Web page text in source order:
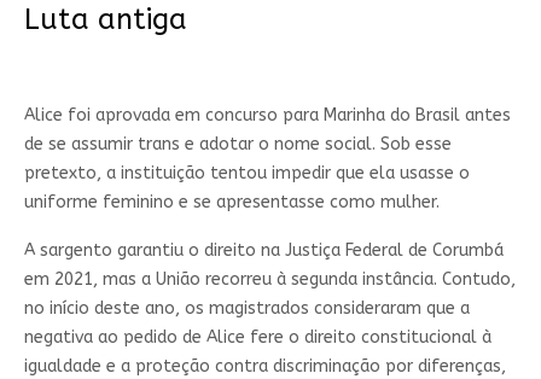
Luta antiga
Alice foi aprovada em concurso para Marinha do Brasil antes
de se assumir trans e adotar o nome social. Sob esse
pretexto, a instituição tentou impedir que ela usasse o
uniforme feminino e se apresentasse como mulher.
A sargento garantiu o direito na Justiça Federal de Corumbá
em 2021, mas a União recorreu à segunda instância. Contudo,
no início deste ano, os magistrados consideraram que a
negativa ao pedido de Alice fere o direito constitucional à
igualdade e a proteção contra discriminação por diferenças,